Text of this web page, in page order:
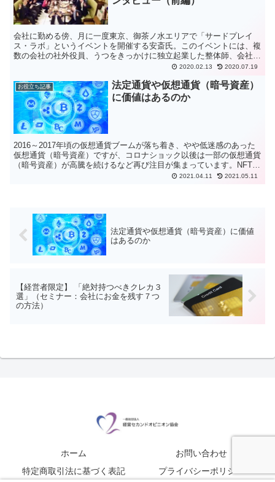
会社に勤める傍、月に一度東京、御茶ノ水エリアで「サードプレイ
ス・ラボ」というイベントを開催する安斎氏。このイベントには、複
数の会社の社外役員、うつをきっかけに独立起業した整体師、会社に
勤めながら自分の得意分野で数々の講演に登壇している方など...
2020.02.13 2020.07.19
お役立ち記事
法定通貨や仮想通貨（暗号資産）
に価値はあるのか
2016～2017年頃の仮想通貨ブームが落ち着き、やや低迷感のあった
仮想通貨（暗号資産）ですが、コロナショック以後は一部の仮想通貨
（暗号資産）が高騰を続けるなど再び注目が集まっています。NFTや
Dapps、DeFiなどのブロックチェーントレ...
2021.04.11 2021.05.11
法定通貨や仮想通貨（暗号資産）に価値
はあるのか
【経営者限定】 「絶対持つべきクレカ３
選」（セミナー：会社にお金を残す７つ
の方法）
ホーム
お問い合わせ
特定商取引法に基づく表記
プライバシーポリシー